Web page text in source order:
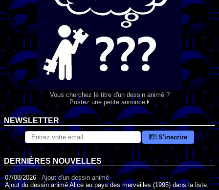
Vous cherchez le titre d'un dessin animé ?
Postez une petite annonce
NEWSLETTER
S'inscrire
DERNIÈRES NOUVELLES
07/08/2026 - Ajout d'un dessin animé
Ajout du dessin animé Alice au pays des merveilles (1995) dans la liste.